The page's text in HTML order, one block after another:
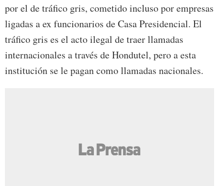
por el de tráfico gris, cometido incluso por empresas
ligadas a ex funcionarios de Casa Presidencial. El
tráfico gris es el acto ilegal de traer llamadas
internacionales a través de Hondutel, pero a esta
institución se le pagan como llamadas nacionales.